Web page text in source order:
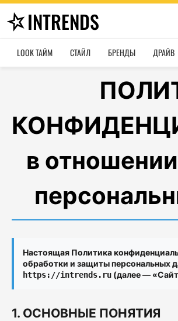
INTRENDS
LOOK ТАЙМ СТАЙЛ БРЕНДЫ ДРАЙВ
в
Настоящая Политика
обработки и защиты персональных
https://intrends.ru (далее —
1. ОСНОВНЫЕ ПОНЯТИЯ